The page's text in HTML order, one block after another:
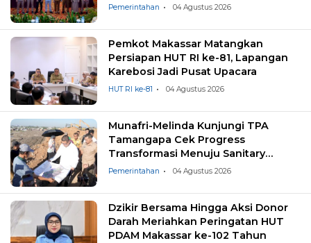
Masyarakat
Pemerintahan 04 Agustus 2026
Pemkot Makassar Matangkan
Persiapan HUT RI ke-81, Lapangan
Karebosi Jadi Pusat Upacara
HUT RI ke-81 04 Agustus 2026
Munafri-Melinda Kunjungi TPA
Tamangapa Cek Progress
Transformasi Menuju Sanitary
Landfill
Pemerintahan 04 Agustus 2026
Dzikir Bersama Hingga Aksi Donor
Darah Meriahkan Peringatan HUT
PDAM Makassar ke-102 Tahun